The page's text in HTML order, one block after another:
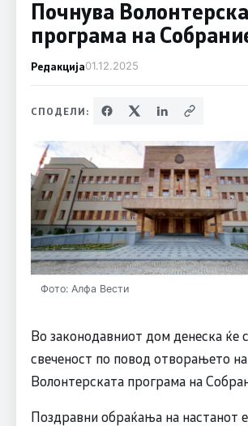
Почнува
програма на
Редакција01.12.2025
СПОДЕЛИ:
Фото: Алфа Вести
Во законодавниот дом денеска ќе
свеченост по повод отворањето на
Волонтерската програма на
Поздравни обраќања на настанот